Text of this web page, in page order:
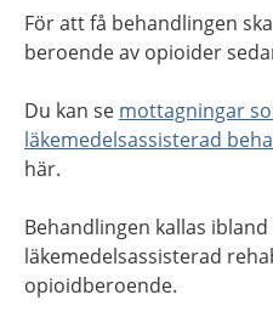
För att få behandlingen
beroende av opioider
Du kan se mottagningar
läkemedelsassisterad
här.
Behandlingen kallas
läkemedelsassisterad
opioidberoende.